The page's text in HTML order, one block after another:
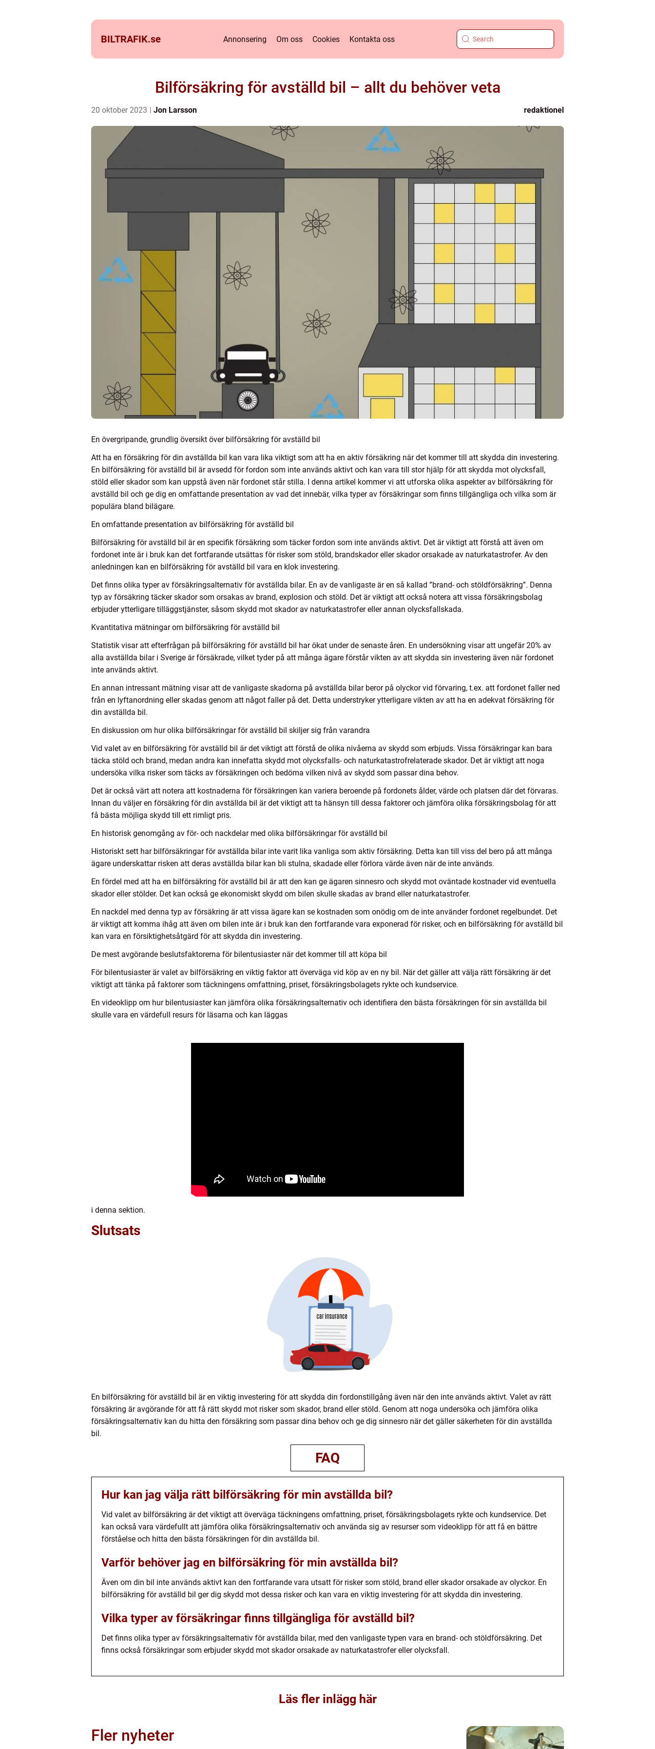
BILTRAFIK.se Annonsering Om oss Cookies Kontakta oss
Bilförsäkring för avställd bil – allt du behöver veta
20 oktober 2023 Jon Larsson redaktionel
En övergripande, grundlig översikt över bilförsäkring för avställd bil
Att ha en försäkring för din avställda bil kan vara lika viktigt som att ha en aktiv försäkring när det kommer till att skydda din investering.
En bilförsäkring för avställd bil är avsedd för fordon som inte används aktivt och kan vara till stor hjälp för att skydda mot olycksfall,
stöld eller skador som kan uppstå även när fordonet står stilla. I denna artikel kommer vi att utforska olika aspekter av bilförsäkring för
avställd bil och ge dig en omfattande presentation av vad det innebär, vilka typer av försäkringar som finns tillgängliga och vilka som är
populära bland bilägare.
En omfattande presentation av bilförsäkring för avställd bil
Bilförsäkring för avställd bil är en specifik försäkring som täcker fordon som inte används aktivt. Det är viktigt att förstå att även om
fordonet inte är i bruk kan det fortfarande utsättas för risker som stöld, brandskador eller skador orsakade av naturkatastrofer. Av den
anledningen kan en bilförsäkring för avställd bil vara en klok investering.
Det finns olika typer av försäkringsalternativ för avställda bilar. En av de vanligaste är en så kallad ”brand- och stöldförsäkring”. Denna
typ av försäkring täcker skador som orsakas av brand, explosion och stöld. Det är viktigt att också notera att vissa försäkringsbolag
erbjuder ytterligare tilläggstjänster, såsom skydd mot skador av naturkatastrofer eller annan olycksfallskada.
Kvantitativa mätningar om bilförsäkring för avställd bil
Statistik visar att efterfrågan på bilförsäkring för avställd bil har ökat under de senaste åren. En undersökning visar att ungefär 20% av
alla avställda bilar i Sverige är försäkrade, vilket tyder på att många ägare förstår vikten av att skydda sin investering även när fordonet
inte används aktivt.
En annan intressant mätning visar att de vanligaste skadorna på avställda bilar beror på olyckor vid förvaring, t.ex. att fordonet faller ned
från en lyftanordning eller skadas genom att något faller på det. Detta understryker ytterligare vikten av att ha en adekvat försäkring för
din avställda bil.
En diskussion om hur olika bilförsäkringar för avställd bil skiljer sig från varandra
Vid valet av en bilförsäkring för avställd bil är det viktigt att förstå de olika nivåerna av skydd som erbjuds. Vissa försäkringar kan bara
täcka stöld och brand, medan andra kan innefatta skydd mot olycksfalls- och naturkatastrofrelaterade skador. Det är viktigt att noga
undersöka vilka risker som täcks av försäkringen och bedöma vilken nivå av skydd som passar dina behov.
Det är också värt att notera att kostnaderna för försäkringen kan variera beroende på fordonets ålder, värde och platsen där det förvaras.
Innan du väljer en försäkring för din avställda bil är det viktigt att ta hänsyn till dessa faktorer och jämföra olika försäkringsbolag för att
få bästa möjliga skydd till ett rimligt pris.
En historisk genomgång av för- och nackdelar med olika bilförsäkringar för avställd bil
Historiskt sett har bilförsäkringar för avställda bilar inte varit lika vanliga som aktiv försäkring. Detta kan till viss del bero på att många
ägare underskattar risken att deras avställda bilar kan bli stulna, skadade eller förlora värde även när de inte används.
En fördel med att ha en bilförsäkring för avställd bil är att den kan ge ägaren sinnesro och skydd mot oväntade kostnader vid eventuella
skador eller stölder. Det kan också ge ekonomiskt skydd om bilen skulle skadas av brand eller naturkatastrofer.
En nackdel med denna typ av försäkring är att vissa ägare kan se kostnaden som onödig om de inte använder fordonet regelbundet. Det
är viktigt att komma ihåg att även om bilen inte är i bruk kan den fortfarande vara exponerad för risker, och en bilförsäkring för avställd bil
kan vara en försiktighetsåtgärd för att skydda din investering.
De mest avgörande beslutsfaktorerna för bilentusiaster när det kommer till att köpa bil
För bilentusiaster är valet av bilförsäkring en viktig faktor att överväga vid köp av en ny bil. När det gäller att välja rätt försäkring är det
viktigt att tänka på faktorer som täckningens omfattning, priset, försäkringsbolagets rykte och kundservice.
En videoklipp om hur bilentusiaster kan jämföra olika försäkringsalternativ och identifiera den bästa försäkringen för sin avställda bil
skulle vara en värdefull resurs för läsarna och kan läggas
i denna sektion.
Slutsats
En bilförsäkring för avställd bil är en viktig investering för att skydda din fordonstillgång även när den inte används aktivt. Valet av rätt
försäkring är avgörande för att få rätt skydd mot risker som skador, brand eller stöld. Genom att noga undersöka och jämföra olika
försäkringsalternativ kan du hitta den försäkring som passar dina behov och ge dig sinnesro när det gäller säkerheten för din avställda
bil.
FAQ
Hur kan jag välja rätt bilförsäkring för min avställda bil?
Vid valet av bilförsäkring är det viktigt att överväga täckningens omfattning, priset, försäkringsbolagets rykte och kundservice. Det
kan också vara värdefullt att jämföra olika försäkringsalternativ och använda sig av resurser som videoklipp för att få en bättre
förståelse och hitta den bästa försäkringen för din avställda bil.
Varför behöver jag en bilförsäkring för min avställda bil?
Även om din bil inte används aktivt kan den fortfarande vara utsatt för risker som stöld, brand eller skador orsakade av olyckor. En
bilförsäkring för avställd bil ger dig skydd mot dessa risker och kan vara en viktig investering för att skydda din investering.
Vilka typer av försäkringar finns tillgängliga för avställd bil?
Det finns olika typer av försäkringsalternativ för avställda bilar, med den vanligaste typen vara en brand- och stöldförsäkring. Det
finns också försäkringar som erbjuder skydd mot skador orsakade av naturkatastrofer eller olycksfall.
Läs fler inlägg här
Fler nyheter